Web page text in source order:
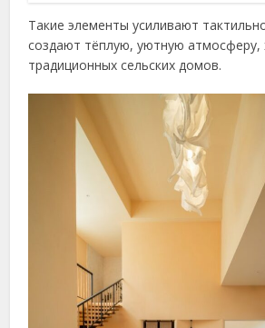
Такие элементы усиливают
создают тёплую, уютную атмосферу,
традиционных сельских домов.